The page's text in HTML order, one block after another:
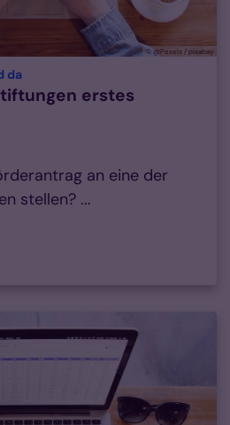
© @Pexels / pixabay
da:
erstes
an eine der
stellen? ...